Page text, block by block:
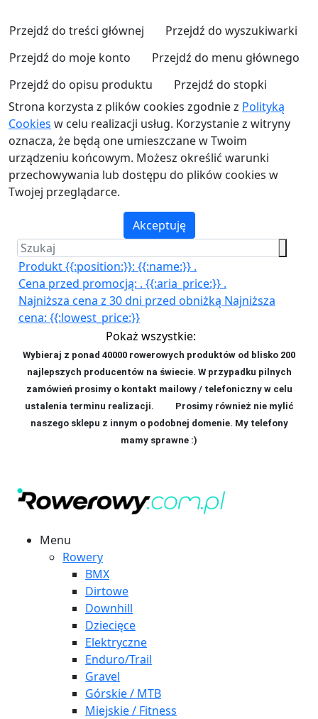
Przejdź do treści głównej
Przejdź do wyszukiwarki
Przejdź do moje konto
Przejdź do menu głównego
Przejdź do opisu produktu
Przejdź do stopki
Strona korzysta z plików cookies zgodnie z Polityką
Cookies w celu realizacji usług. Korzystanie z witryny
oznacza, że będą one umieszczane w Twoim
urządzeniu końcowym. Możesz określić warunki
przechowywania lub dostępu do plików cookies w
Twojej przeglądarce.
Akceptuję
Produkt {{:position:}}: {{:name:}} .
Cena przed promocją: . {{:aria_price:}} .
Najniższa cena z 30 dni przed obniżką Najniższa
cena: {{:lowest_price:}}
Pokaż wszystkie:
Wybieraj z ponad 40000 rowerowych produktów od blisko 200
najlepszych producentów na świecie. W przypadku pilnych
zamówień prosimy o kontakt mailowy / telefoniczny w celu
ustalenia terminu realizacji. Prosimy również nie mylić
naszego sklepu z innym o podobnej domenie. My telefony
mamy sprawne :)
Menu
Rowery
BMX
Dirtowe
Downhill
Dziecięce
Elektryczne
Enduro/Trail
Gravel
Górskie / MTB
Miejskie / Fitness